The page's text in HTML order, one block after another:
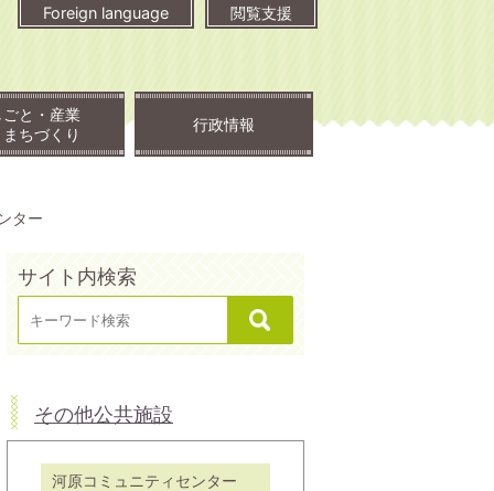
Foreign language 閲覧支援
ごと・産業
まちづくり
行政情報
ター
サイト内検索
その他公共施設
河原コミュニティセンター